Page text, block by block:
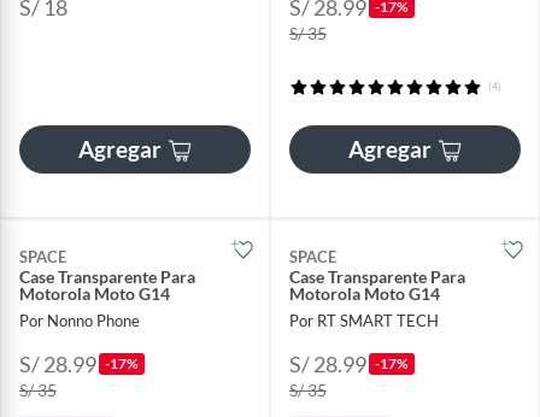
S/ 18
Agregar
S/ 28.99 -17%
S/ 35
(4)
Agregar
SPACE
Case Transparente Para
Motorola Moto G14
Por Nonno Phone
S/ 28.99 -17%
S/ 35
SPACE
Case Transparente Para
Motorola Moto G14
Por RT SMART TECH
S/ 28.99 -17%
S/ 35